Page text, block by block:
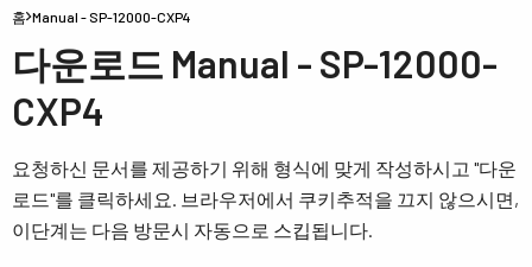
홈 Manual - SP-12000-CXP4
다운로드 Manual - SP-12000-
CXP4
요청하신 문서를 제공하기 위해 형식에 맞게 작성하시고 "다운
로드"를 클릭하세요. 브라우저에서 쿠키추적을 끄지 않으시면,
이단계는 다음 방문시 자동으로 스킵됩니다.